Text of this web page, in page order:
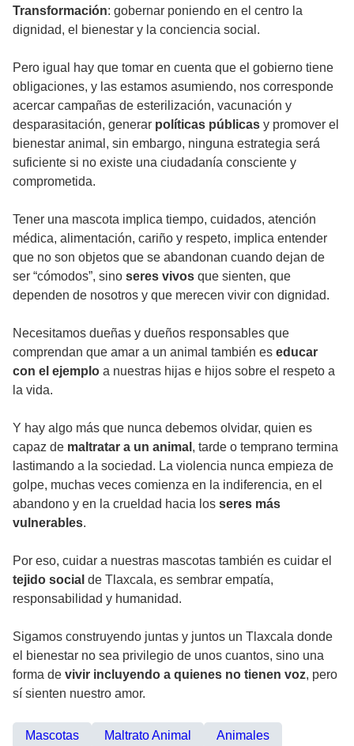
Transformación: gobernar poniendo en el centro la
dignidad, el bienestar y la conciencia social.
Pero igual hay que tomar en cuenta que el gobierno tiene
obligaciones, y las estamos asumiendo, nos corresponde
acercar campañas de esterilización, vacunación y
desparasitación, generar políticas públicas y promover el
bienestar animal, sin embargo, ninguna estrategia será
suficiente si no existe una ciudadanía consciente y
comprometida.
Tener una mascota implica tiempo, cuidados, atención
médica, alimentación, cariño y respeto, implica entender
que no son objetos que se abandonan cuando dejan de
ser “cómodos”, sino seres vivos que sienten, que
dependen de nosotros y que merecen vivir con dignidad.
Necesitamos dueñas y dueños responsables que
comprendan que amar a un animal también es educar
con el ejemplo a nuestras hijas e hijos sobre el respeto a
la vida.
Y hay algo más que nunca debemos olvidar, quien es
capaz de maltratar a un animal , tarde o temprano termina
lastimando a la sociedad. La violencia nunca empieza de
golpe, muchas veces comienza en la indiferencia, en el
abandono y en la crueldad hacia los seres más
vulnerables.
Por eso, cuidar a nuestras mascotas también es cuidar el
tejido social de Tlaxcala, es sembrar empatía,
responsabilidad y humanidad.
Sigamos construyendo juntas y juntos un Tlaxcala donde
el bienestar no sea privilegio de unos cuantos, sino una
forma de vivir incluyendo a quienes no tienen voz, pero
sí sienten nuestro amor.
Mascotas Maltrato Animal Animales